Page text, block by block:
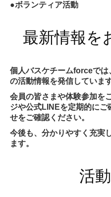
●ボランティア活動
最新情報を
個人バスケチームforceで
の活動情報を発信しています
会員の皆さまや体験参加を
ジや公式LINEを定期的にご
せをご確認ください。
今後も、分かりやすく充実
ます。
活